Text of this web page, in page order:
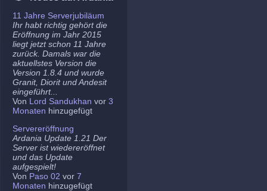
11 Jahre Serverjubiläum
Ihr habt richtig gehört die
Eröffnung im Jahr 2015
liegt jetzt schon 11 Jahre
zurück. Damals war die
aktuellstes Version die
Version 1.8.4 und wurde
Granit, Diorit und Andesit
eingeführt...
Von Lord Sandukhan vor 3
Monaten hinzugefügt
Servereröffnung
Ardania Update 1.21 Der
Server ist wiedereröffnet
und das Update
aufgespielt!
Von Paso 02 vor 7
Monaten hinzugefügt